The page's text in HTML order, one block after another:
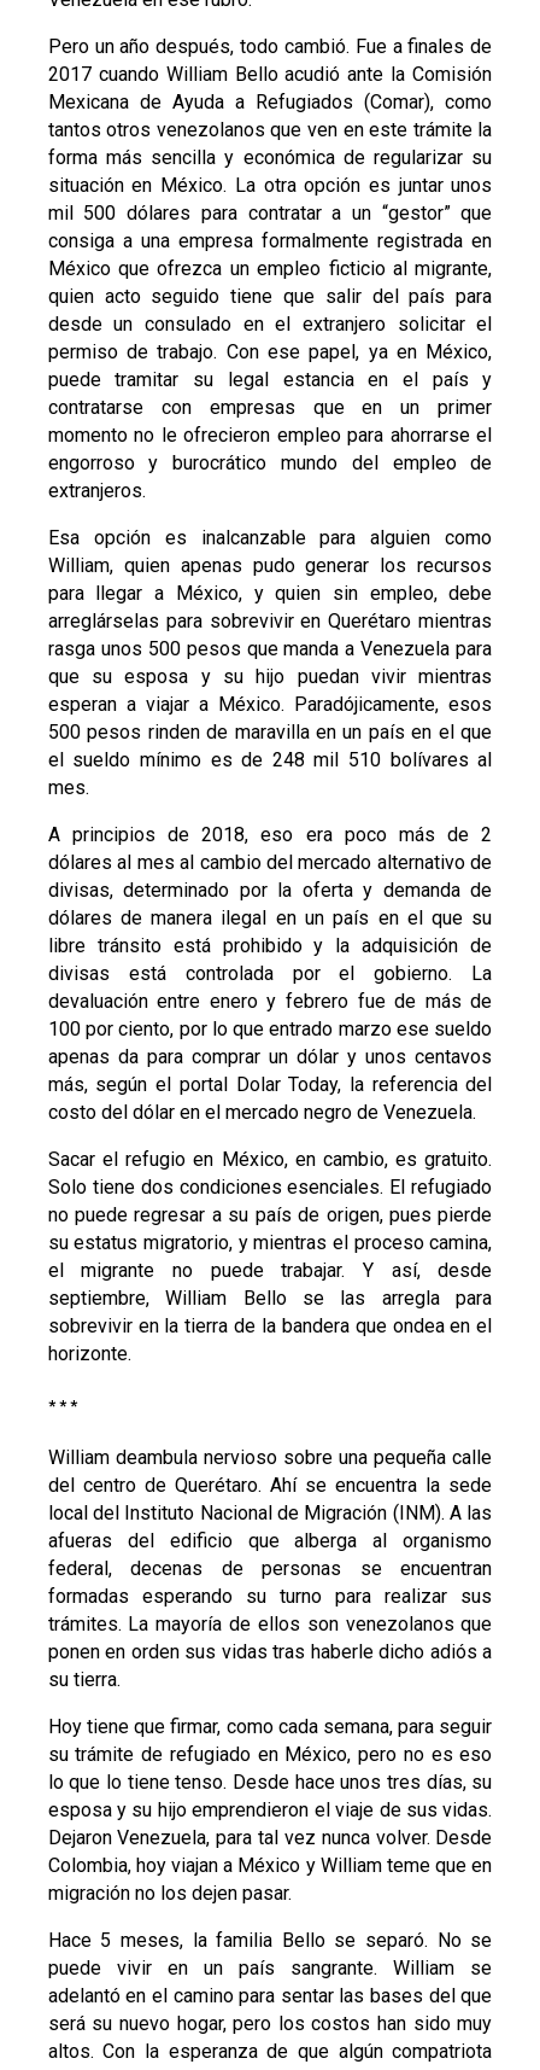
Pero un año después, todo cambió. Fue a finales de
2017 cuando William Bello acudió ante la Comisión
Mexicana de Ayuda a Refugiados (Comar), como
tantos otros venezolanos que ven en este trámite la
forma más sencilla y económica de regularizar su
situación en México. La otra opción es juntar unos
mil 500 dólares para contratar a un “gestor” que
consiga a una empresa formalmente registrada en
México que ofrezca un empleo ficticio al migrante,
quien acto seguido tiene que salir del país para
desde un consulado en el extranjero solicitar el
permiso de trabajo. Con ese papel, ya en México,
puede tramitar su legal estancia en el país y
contratarse con empresas que en un primer
momento no le ofrecieron empleo para ahorrarse el
engorroso y burocrático mundo del empleo de
extranjeros.
Esa opción es inalcanzable para alguien como
William, quien apenas pudo generar los recursos
para llegar a México, y quien sin empleo, debe
arreglárselas para sobrevivir en Querétaro mientras
rasga unos 500 pesos que manda a Venezuela para
que su esposa y su hijo puedan vivir mientras
esperan a viajar a México. Paradójicamente, esos
500 pesos rinden de maravilla en un país en el que
el sueldo mínimo es de 248 mil 510 bolívares al
mes.
A principios de 2018, eso era poco más de 2
dólares al mes al cambio del mercado alternativo de
divisas, determinado por la oferta y demanda de
dólares de manera ilegal en un país en el que su
libre tránsito está prohibido y la adquisición de
divisas está controlada por el gobierno. La
devaluación entre enero y febrero fue de más de
100 por ciento, por lo que entrado marzo ese sueldo
apenas da para comprar un dólar y unos centavos
más, según el portal Dolar Today, la referencia del
costo del dólar en el mercado negro de Venezuela.
Sacar el refugio en México, en cambio, es gratuito.
Solo tiene dos condiciones esenciales. El refugiado
no puede regresar a su país de origen, pues pierde
su estatus migratorio, y mientras el proceso camina,
el migrante no puede trabajar. Y así, desde
septiembre, William Bello se las arregla para
sobrevivir en la tierra de la bandera que ondea en el
horizonte.
* * *
William deambula nervioso sobre una pequeña calle
del centro de Querétaro. Ahí se encuentra la sede
local del Instituto Nacional de Migración (INM). A las
afueras del edificio que alberga al organismo
federal, decenas de personas se encuentran
formadas esperando su turno para realizar sus
trámites. La mayoría de ellos son venezolanos que
ponen en orden sus vidas tras haberle dicho adiós a
su tierra.
Hoy tiene que firmar, como cada semana, para seguir
su trámite de refugiado en México, pero no es eso
lo que lo tiene tenso. Desde hace unos tres días, su
esposa y su hijo emprendieron el viaje de sus vidas.
Dejaron Venezuela, para tal vez nunca volver. Desde
Colombia, hoy viajan a México y William teme que en
migración no los dejen pasar.
Hace 5 meses, la familia Bello se separó. No se
puede vivir en un país sangrante. William se
adelantó en el camino para sentar las bases del que
será su nuevo hogar, pero los costos han sido muy
altos. Con la esperanza de que algún compatriota